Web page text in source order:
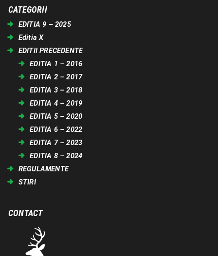
CATEGORII
EDITIA 9 – 2025
Editia X
EDITII PRECEDENTE
EDITIA 1 – 2016
EDITIA 2 – 2017
EDITIA 3 – 2018
EDITIA 4 – 2019
EDITIA 5 – 2020
EDITIA 6 – 2022
EDITIA 7 – 2023
EDITIA 8 – 2024
REGULAMENTE
STIRI
CONTACT